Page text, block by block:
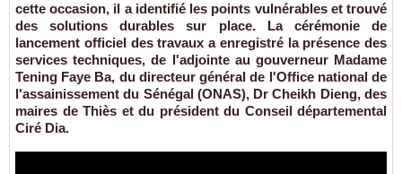
cette occasion, il a identifié les points vulnérables et trouvé
des solutions durables sur place. La cérémonie de
lancement officiel des travaux a enregistré la présence des
services techniques, de l'adjointe au gouverneur Madame
Tening Faye Ba, du directeur général de l'Office national de
l'assainissement du Sénégal (ONAS), Dr Cheikh Dieng, des
maires de Thiès et du président du Conseil départemental
Ciré Dia.